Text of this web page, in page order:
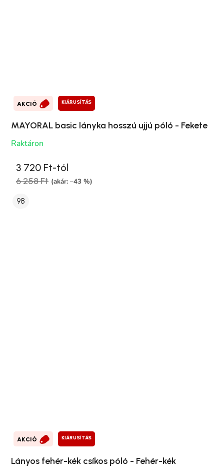
AKCIÓ KIÁRUSÍTÁS
MAYORAL basic lányka hosszú ujjú póló - Fekete
Raktáron
3 720 Ft-tól
6 258 Ft (akár: –43 %)
98
AKCIÓ KIÁRUSÍTÁS
Lányos fehér-kék csíkos póló - Fehér-kék